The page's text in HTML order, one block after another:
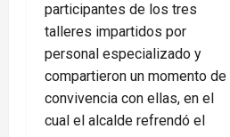
participantes de los tres
talleres impartidos por
personal especializado y
compartieron un momento de
convivencia con ellas, en el
cual el alcalde refrendó el